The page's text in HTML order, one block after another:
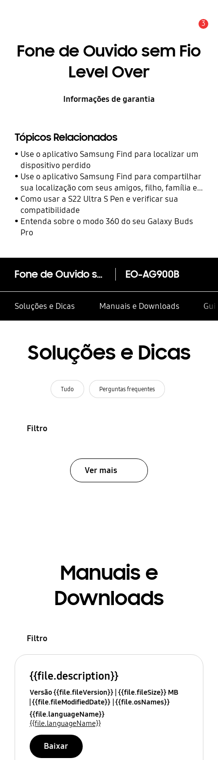
3
Fone de Ouvido sem Fio
Level Over
Informações de garantia
Tópicos Relacionados
Use o aplicativo Samsung Find para localizar um
dispositivo perdido
Use o aplicativo Samsung Find para compartilhar
sua localização com seus amigos, filho, família e
outros contatos
Como usar a S22 Ultra S Pen e verificar sua
compatibilidade
Entenda sobre o modo 360 do seu Galaxy Buds
Pro
Fone de Ouvido sem Fio Level Over EO-AG900B
Soluções e Dicas Manuais e Downloads
Soluções e Dicas
Tudo Perguntas frequentes
Filtro
Ver mais
Manuais e
Downloads
Filtro
{{file.description}}
Versão {{file.fileVersion}} {{file.fileSize}} MB
{{file.fileModifiedDate}} {{file.osNames}}
{{file.languageName}}
{{file.languageName}}
Baixar